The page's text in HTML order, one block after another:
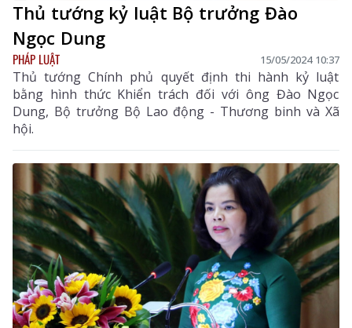
Thủ tướng kỷ luật Bộ trưởng Đào
Ngọc Dung
PHÁP LUẬT 15/05/2024 10:37
Thủ tướng Chính phủ quyết định thi hành kỷ luật
bằng hình thức Khiển trách đối với ông Đào Ngọc
Dung, Bộ trưởng Bộ Lao động - Thương binh và Xã
hội.